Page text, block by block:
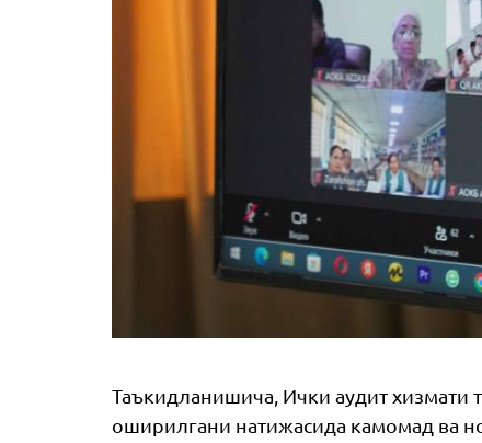
Таъкидланишича, Ички аудит хизмати
оширилгани натижасида камомад ва